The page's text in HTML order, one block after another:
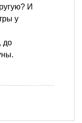
И
у
до